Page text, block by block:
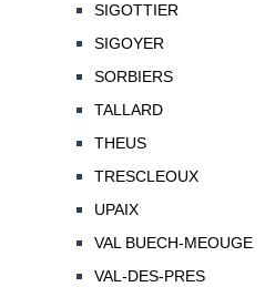
SIGOTTIER
SIGOYER
SORBIERS
TALLARD
THEUS
TRESCLEOUX
UPAIX
VAL BUECH-MEOUGE
VAL-DES-PRES